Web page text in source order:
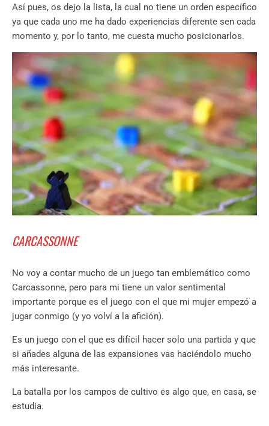
Así pues, os dejo la lista, la cual no tiene un orden específico
ya que cada uno me ha dado experiencias diferente sen cada
momento y, por lo tanto, me cuesta mucho posicionarlos.
CARCASSONNE
No voy a contar mucho de un juego tan emblemático como
Carcassonne, pero para mi tiene un valor sentimental
importante porque es el juego con el que mi mujer empezó a
jugar conmigo (y yo volví a la afición).
Es un juego con el que es difícil hacer solo una partida y que
si añades alguna de las expansiones vas haciéndolo mucho
más interesante.
La batalla por los campos de cultivo es algo que, en casa, se
estudia.